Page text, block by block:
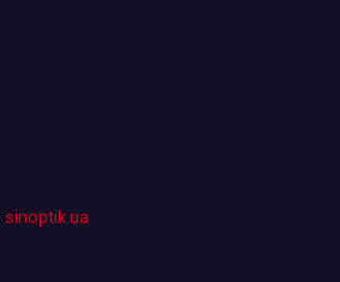
sinoptik.ua